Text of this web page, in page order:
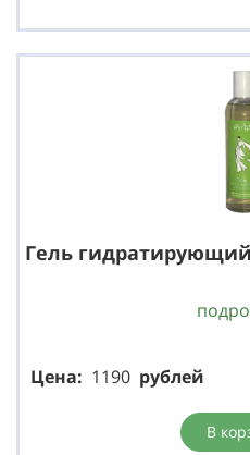
Гель
Цена: 1190 рублей
В